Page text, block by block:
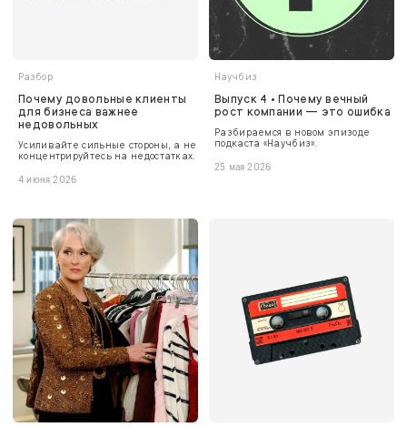
Разбор
Почему довольные клиенты
для бизнеса важнее
недовольных
Усиливайте сильные стороны, а не
концентрируйтесь на недостатках.
4 июня 2026
Научбиз
Выпуск 4 • Почему вечный
рост компании — это ошибка
Разбираемся в новом эпизоде
подкаста «Научбиз».
25 мая 2026